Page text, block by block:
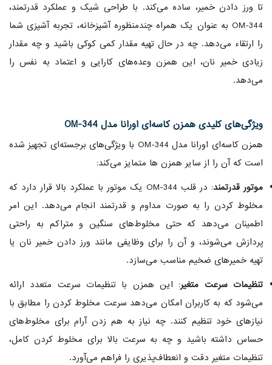
تا ورز دادن خمیر، ساده می‌کند. با طراحی شیک و عملکرد قدرتمند،
OM-344 به عنوان یک همراه چندمنظوره آشپزخانه، تجربه آشپزی شما
را ارتقاء می‌دهد. چه در حال تهیه مقدار کمی کوکی باشید و چه مقدار
زیادی خمیر نان، این همزن وعده‌های کارایی و اعتماد به نفس را
می‌دهد.
ویژگی‌های کلیدی همزن کاسه‌ای اورانا مدل OM-344
همزن کاسه‌ای اورانا مدل OM-344 با ویژگی‌های برجسته‌ای تجهیز شده
است که آن را از سایر همزن ها متمایز می‌کند:
موتور قدرتمند
: در قلب OM-344 یک موتور با عملکرد بالا قرار دارد که
مخلوط کردن را به صورت مداوم و قدرتمند انجام می‌دهد. این امر
اطمینان می‌دهد که حتی مخلوط‌های سنگین و متراکم به راحتی
پردازش می‌شوند، و آن را برای وظایفی مانند ورز دادن خمیر نان یا
تهیه خمیرهای ضخیم مناسب می‌سازد.
تنظیمات سرعت متغیر: این همزن با تنظیمات سرعت متعدد ارائه
می‌شود که به کاربران امکان می‌دهد سرعت مخلوط کردن را مطابق با
نیازهای خود تنظیم کنند. چه نیاز به هم زدن آرام برای مخلوط‌های
حساس داشته باشید و چه به سرعت بالا برای مخلوط کردن کامل،
تنظیمات متغیر دقت و انعطاف‌پذیری را فراهم می‌آورد.